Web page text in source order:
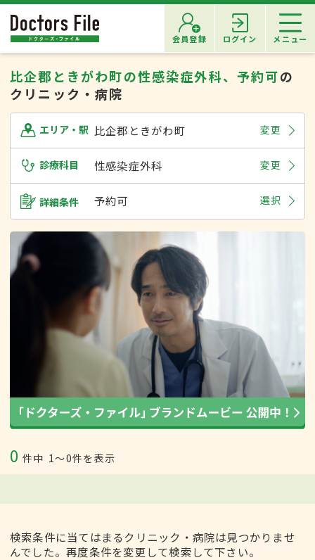
会員登録 ログイン メニュー
比企郡ときがわ町の性感染症外科、予約可の
クリニック・病院
エリア・駅 比企郡ときがわ町 変更
診療科目 性感染症外科 変更
詳細条件 予約可 選択
0 件中 1〜0件を表示
検索条件に当てはまるクリニック・病院は見つかりませ
んでした。再度条件を変更して検索して下さい。